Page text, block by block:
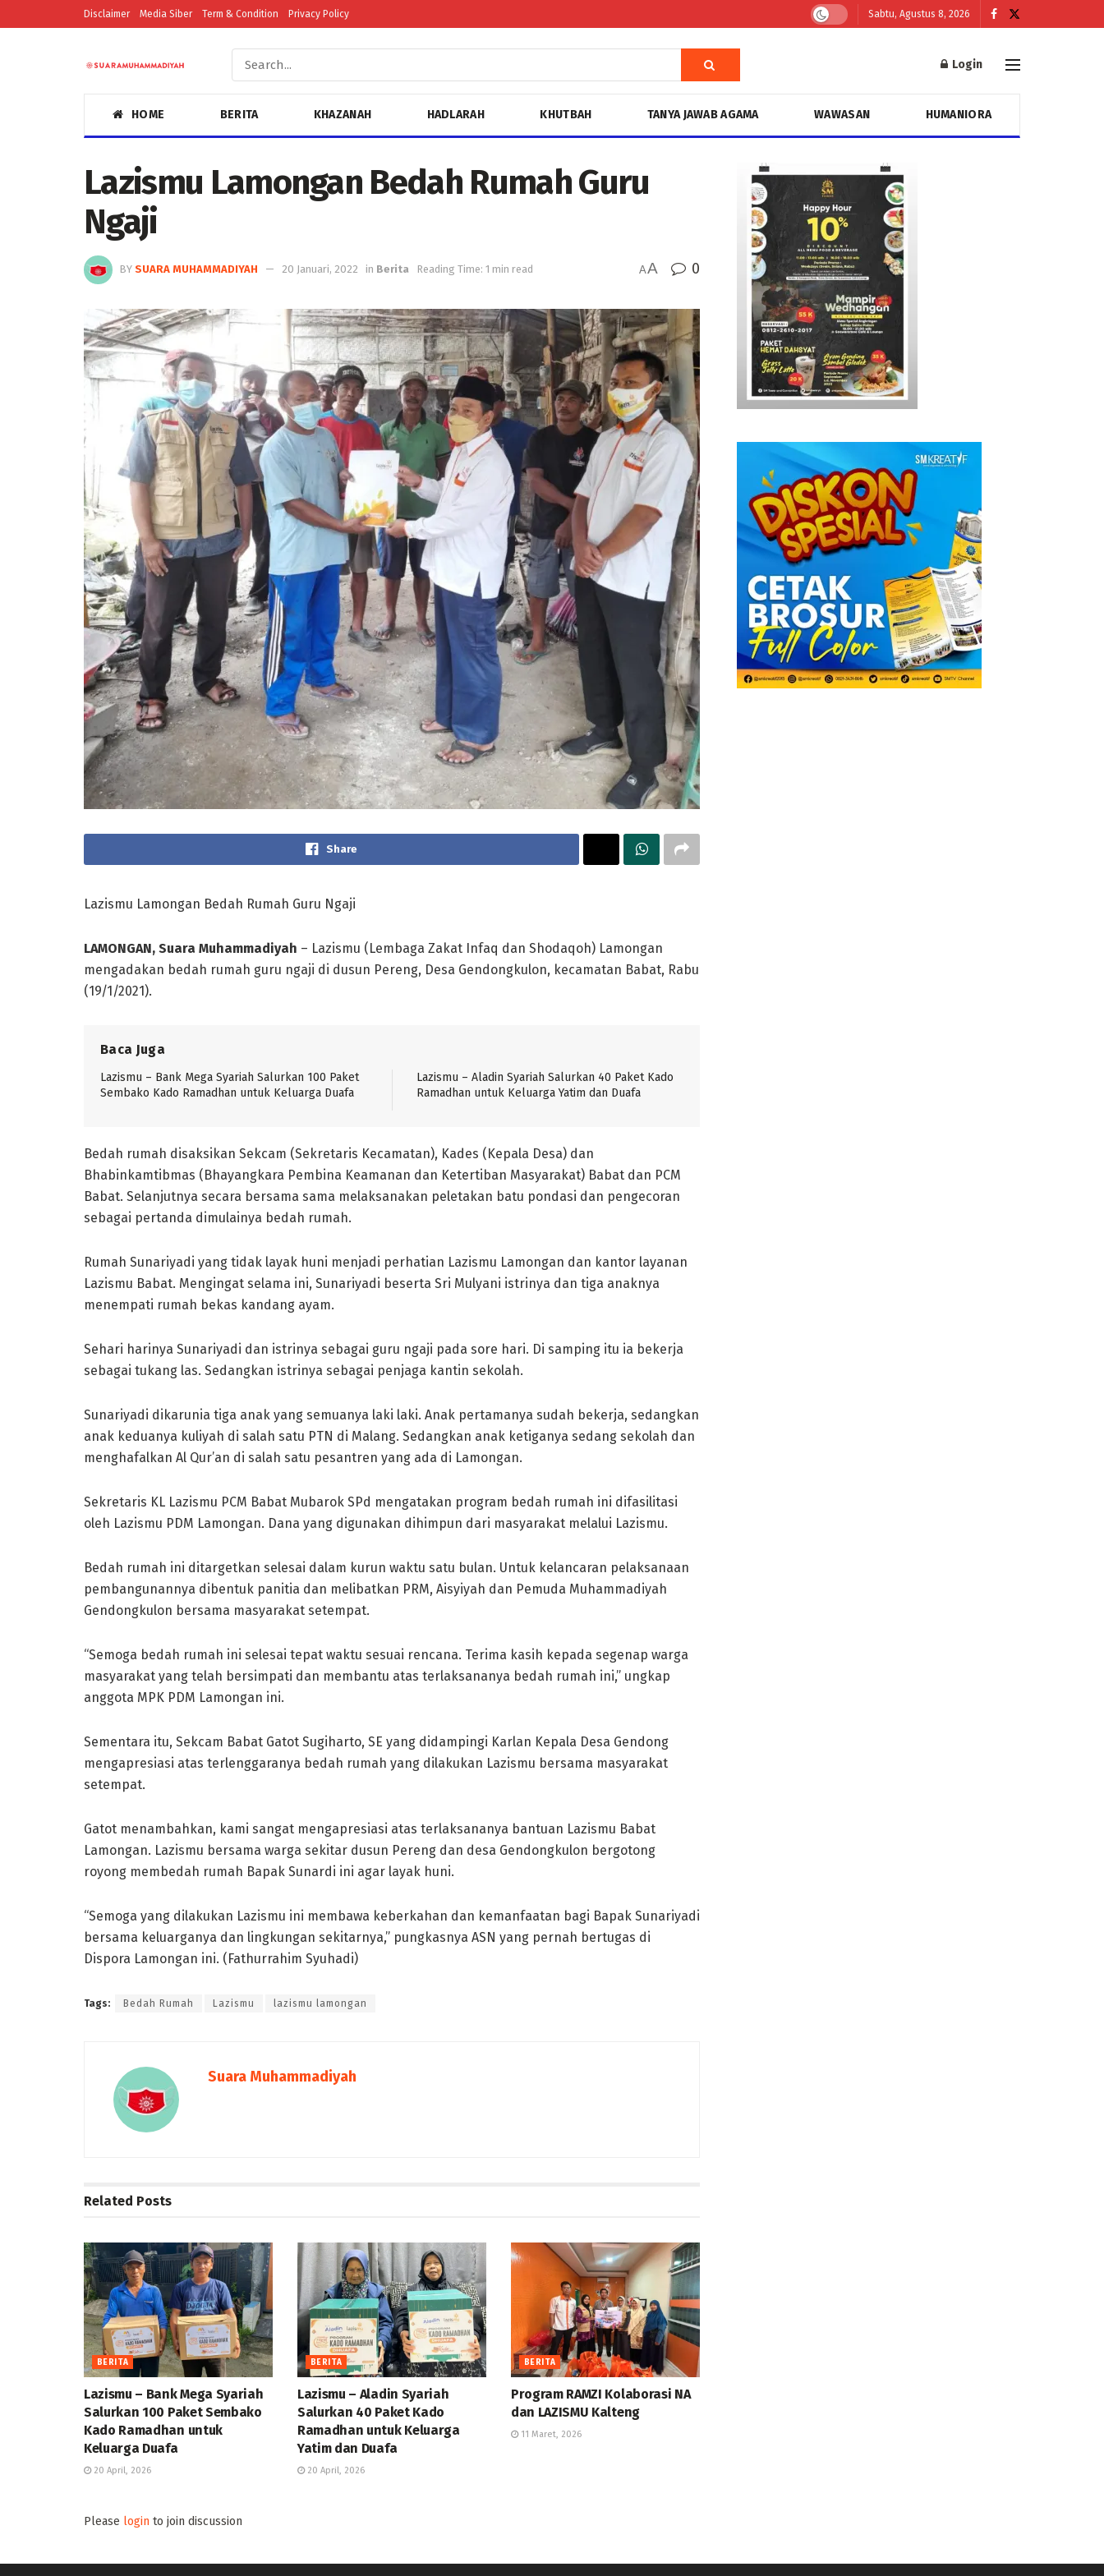
Disclaimer Media Siber Term & Condition Privacy Policy Sabtu, Agustus 8, 2026
Login
HOME BERITA KHAZANAH HADLARAH KHUTBAH TANYA JAWAB AGAMA WAWASAN HUMANIORA
Lazismu Lamongan Bedah Rumah Guru
Ngaji
BY SUARA MUHAMMADIYAH 20 Januari, 2022 in Berita Reading Time: 1 min read AA 0
Share
Lazismu Lamongan Bedah Rumah Guru Ngaji
LAMONGAN, Suara Muhammadiyah – Lazismu (Lembaga Zakat Infaq dan Shodaqoh) Lamongan
mengadakan bedah rumah guru ngaji di dusun Pereng, Desa Gendongkulon, kecamatan Babat, Rabu
(19/1/2021).
Baca Juga
Lazismu – Bank Mega Syariah Salurkan 100 Paket
Sembako Kado Ramadhan untuk Keluarga Duafa
Lazismu – Aladin Syariah Salurkan 40 Paket Kado
Ramadhan untuk Keluarga Yatim dan Duafa
Bedah rumah disaksikan Sekcam (Sekretaris Kecamatan), Kades (Kepala Desa) dan
Bhabinkamtibmas (Bhayangkara Pembina Keamanan dan Ketertiban Masyarakat) Babat dan PCM
Babat. Selanjutnya secara bersama sama melaksanakan peletakan batu pondasi dan pengecoran
sebagai pertanda dimulainya bedah rumah.
Rumah Sunariyadi yang tidak layak huni menjadi perhatian Lazismu Lamongan dan kantor layanan
Lazismu Babat. Mengingat selama ini, Sunariyadi beserta Sri Mulyani istrinya dan tiga anaknya
menempati rumah bekas kandang ayam.
Sehari harinya Sunariyadi dan istrinya sebagai guru ngaji pada sore hari. Di samping itu ia bekerja
sebagai tukang las. Sedangkan istrinya sebagai penjaga kantin sekolah.
Sunariyadi dikarunia tiga anak yang semuanya laki laki. Anak pertamanya sudah bekerja, sedangkan
anak keduanya kuliyah di salah satu PTN di Malang. Sedangkan anak ketiganya sedang sekolah dan
menghafalkan Al Qur’an di salah satu pesantren yang ada di Lamongan.
Sekretaris KL Lazismu PCM Babat Mubarok SPd mengatakan program bedah rumah ini difasilitasi
oleh Lazismu PDM Lamongan. Dana yang digunakan dihimpun dari masyarakat melalui Lazismu.
Bedah rumah ini ditargetkan selesai dalam kurun waktu satu bulan. Untuk kelancaran pelaksanaan
pembangunannya dibentuk panitia dan melibatkan PRM, Aisyiyah dan Pemuda Muhammadiyah
Gendongkulon bersama masyarakat setempat.
“Semoga bedah rumah ini selesai tepat waktu sesuai rencana. Terima kasih kepada segenap warga
masyarakat yang telah bersimpati dan membantu atas terlaksananya bedah rumah ini,” ungkap
anggota MPK PDM Lamongan ini.
Sementara itu, Sekcam Babat Gatot Sugiharto, SE yang didampingi Karlan Kepala Desa Gendong
mengapresiasi atas terlenggaranya bedah rumah yang dilakukan Lazismu bersama masyarakat
setempat.
Gatot menambahkan, kami sangat mengapresiasi atas terlaksananya bantuan Lazismu Babat
Lamongan. Lazismu bersama warga sekitar dusun Pereng dan desa Gendongkulon bergotong
royong membedah rumah Bapak Sunardi ini agar layak huni.
“Semoga yang dilakukan Lazismu ini membawa keberkahan dan kemanfaatan bagi Bapak Sunariyadi
bersama keluarganya dan lingkungan sekitarnya,” pungkasnya ASN yang pernah bertugas di
Dispora Lamongan ini. (Fathurrahim Syuhadi)
Tags: Bedah Rumah Lazismu lazismu lamongan
Suara Muhammadiyah
Related Posts
BERITA
Lazismu – Bank Mega Syariah
Salurkan 100 Paket Sembako
Kado Ramadhan untuk
Keluarga Duafa
20 April, 2026
BERITA
Lazismu – Aladin Syariah
Salurkan 40 Paket Kado
Ramadhan untuk Keluarga
Yatim dan Duafa
20 April, 2026
BERITA
Program RAMZI Kolaborasi NA
dan LAZISMU Kalteng
11 Maret, 2026
Please login to join discussion